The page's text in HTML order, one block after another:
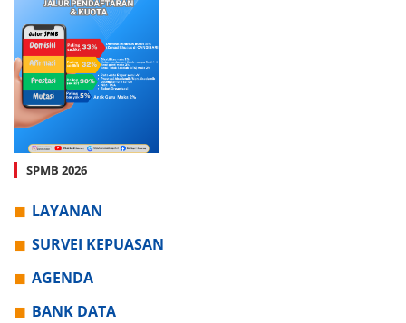
SPMB 2026
LAYANAN
SURVEI KEPUASAN
AGENDA
BANK DATA